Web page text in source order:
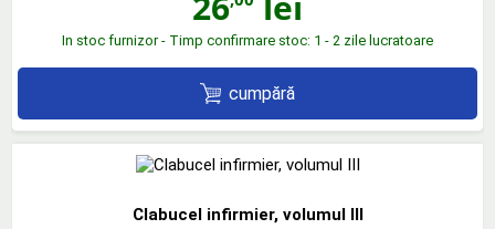
In stoc furnizor - Timp confirmare stoc: 1 - 2 zile lucratoare
cumpără
Clabucel infirmier, volumul III